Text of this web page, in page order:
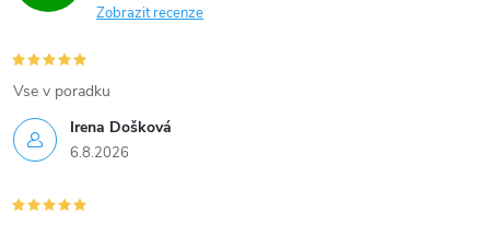
Zobrazit recenze
Irena Došková
6.8.2026
Vse v poradku